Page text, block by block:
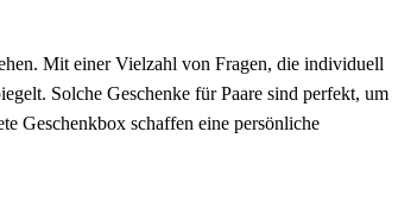
Mit einer Vielzahl von Fragen, die individuell
Solche Geschenke für Paare sind perfekt, um
Geschenkbox schaffen eine persönliche